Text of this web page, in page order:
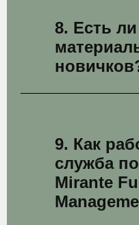
8. Есть
9. Как
служба
Mirante